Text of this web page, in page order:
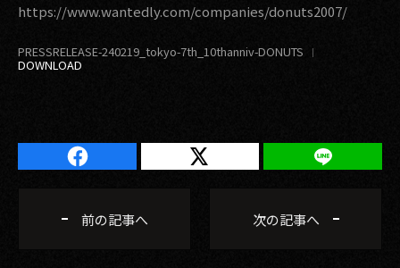
https://www.wantedly.com/companies/donuts2007/
PRESSRELEASE-240219_tokyo-7th_10thanniv-DONUTS
前の記事へ 次の記事へ